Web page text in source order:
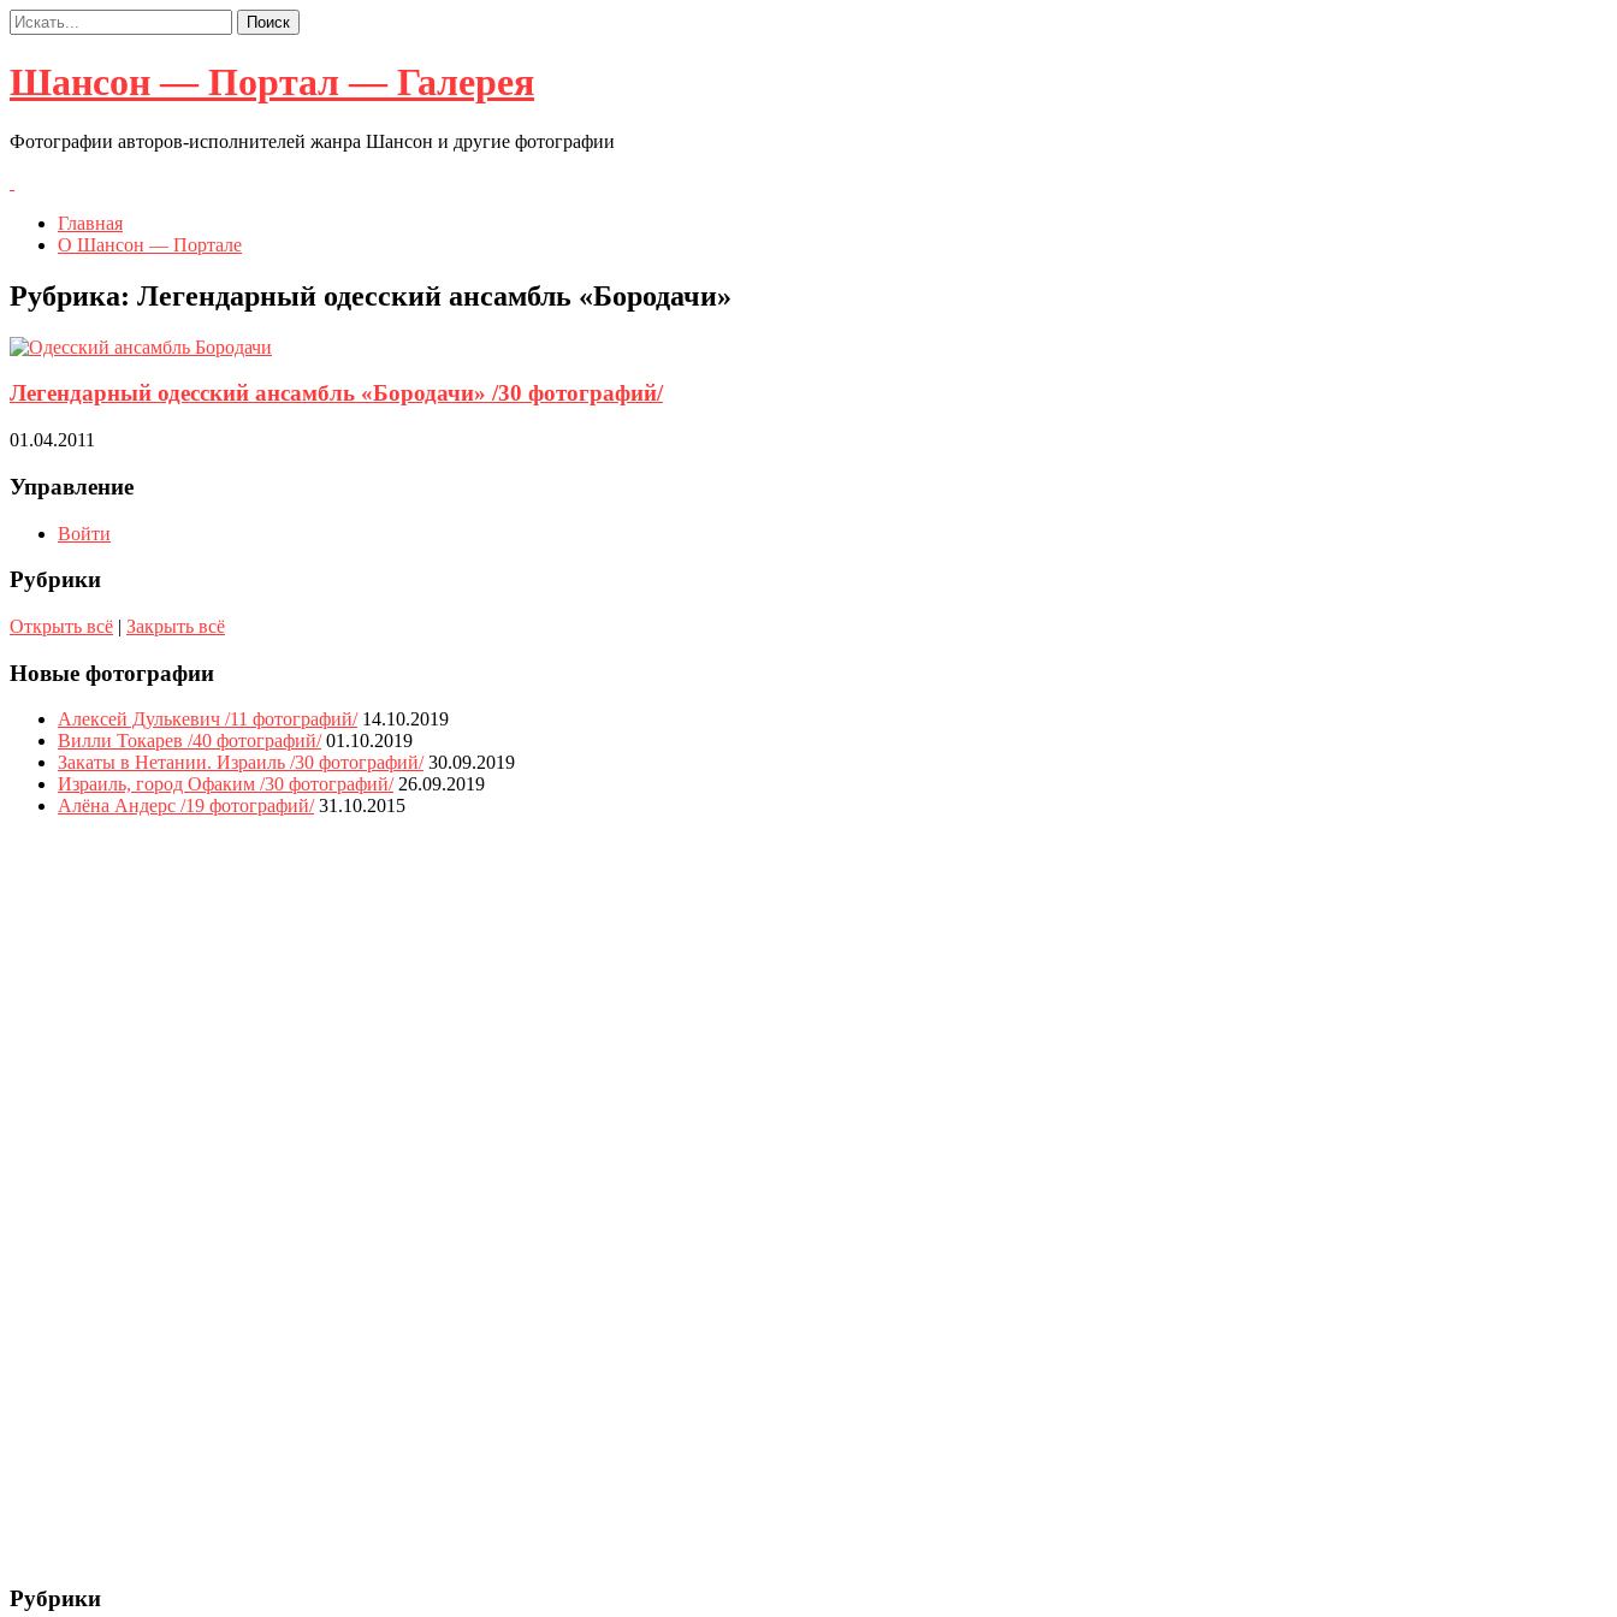
Шансон — Портал — Галерея
Фотографии авторов-исполнителей жанра Шансон и другие фотографии
Главная
О Шансон — Портале
Рубрика: Легендарный одесский ансамбль «Бородачи»
Легендарный одесский ансамбль «Бородачи» /30 фотографий/
01.04.2011
Управление
Войти
Рубрики
Открыть всё | Закрыть всё
Новые фотографии
Алексей Дулькевич /11 фотографий/ 14.10.2019
Вилли Токарев /40 фотографий/ 01.10.2019
Закаты в Нетании. Израиль /30 фотографий/ 30.09.2019
Израиль, город Офаким /30 фотографий/ 26.09.2019
Алёна Андерс /19 фотографий/ 31.10.2015
Рубрики